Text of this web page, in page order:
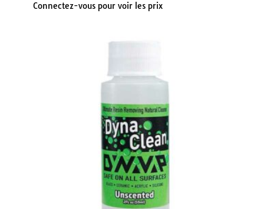
Note
Connectez-vous pour voir les prix